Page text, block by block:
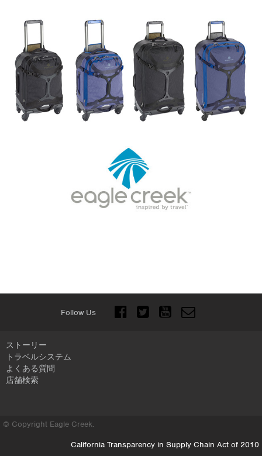
Follow Us
ストーリー
トラベルシステム
よくある質問
店舗検索
© Copyright Eagle Creek.
California Transparency in Supply Chain Act of 2010